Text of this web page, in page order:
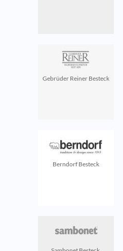
Gebrüder Reiner Besteck
Berndorf Besteck